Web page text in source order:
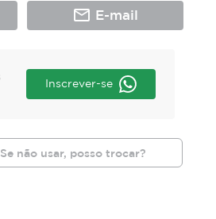
mail_outline E-mail
Inscrever-se
Se não usar, posso trocar?